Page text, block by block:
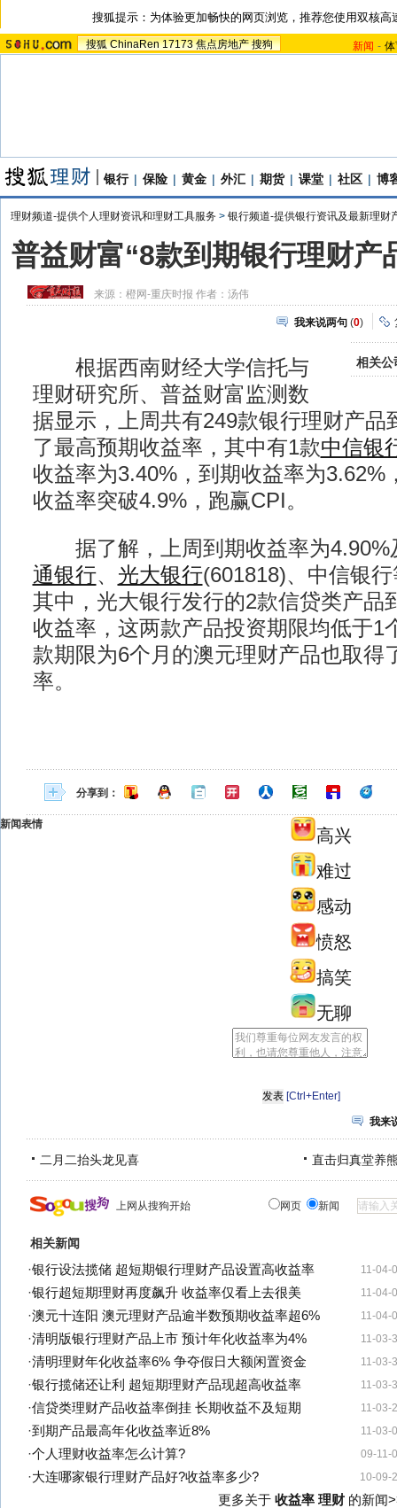
搜狐提示：为体验更加畅快的网页浏览，推荐您使用双核高
搜狐 ChinaRen 17173 焦点房地产 搜狗 新闻 -
银行 | 保险 | 黄金 | 外汇 | 期货 | 课堂 | 社区 | 博
理财频道-提供个人理财资讯和理财工具服务 > 银行频道-提供银行资讯及最新理财
普益财富“8款到期银行理财产
来源：橙网-重庆时报 作者：汤伟
我来说两句 (0)
相关公
根据西南财经大学信托与
理财研究所、普益财富监测数
据显示，上周共有249款银行理财产品
了最高预期收益率，其中有1款中信银
收益率为3.40%，到期收益率为3.62%
收益率突破4.9%，跑赢CPI。
据了解，上周到期收益率为4.90%
通银行、 光大银行(601818)、中信银行
其中，光大银行发行的2款信贷类产品
收益率，这两款产品投资期限均低于1
款期限为6个月的澳元理财产品也取得
率。
分享到：
新闻表情
高兴
难过
感动
愤怒
搞笑
无聊
[Ctrl+Enter]
我来
二月二抬头龙见喜 直击归真堂养
上网从搜狗开始 网页 新闻
相关新闻
11-04-
·银行设法揽储 超短期银行理财产品设置高收益率
11-04-
·银行超短期理财再度飙升 收益率仅看上去很美
11-04-
·澳元十连阳 澳元理财产品逾半数预期收益率超6%
11-03-
·清明版银行理财产品上市 预计年化收益率为4%
11-03-
·清明理财年化收益率6% 争夺假日大额闲置资金
11-03-
·银行揽储还让利 超短期理财产品现超高收益率
11-03-
·信贷类理财产品收益率倒挂 长期收益不及短期
11-03-
·到期产品最高年化收益率近8%
09-11-
·个人理财收益率怎么计算?
10-09-
·大连哪家银行理财产品好?收益率多少?
更多关于 收益率 理财的新闻